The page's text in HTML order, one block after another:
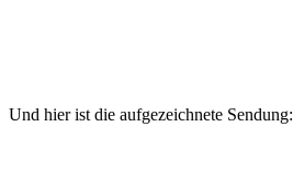
Und hier ist die aufgezeichnete Sendung: